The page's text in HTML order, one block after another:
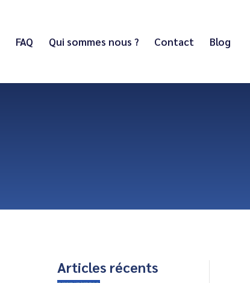
FAQ Qui sommes nous ? Contact Blog
Articles récents